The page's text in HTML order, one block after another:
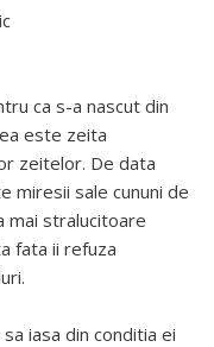
ca s-a nascut din
este zeita
zeitelor. De data
miresii sale cununi de
mai stralucitoare
fata ii refuza
iasa din conditia ei